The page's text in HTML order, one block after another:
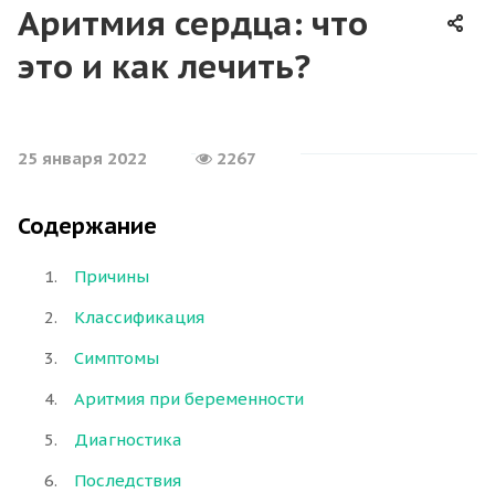
Аритмия сердца: что
это и как лечить?
25 января 2022 2267
Содержание
Причины
Классификация
Симптомы
Аритмия при беременности
Диагностика
Последствия